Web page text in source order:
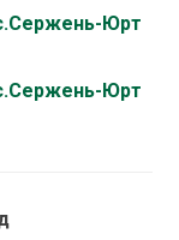
Юрт
Юрт